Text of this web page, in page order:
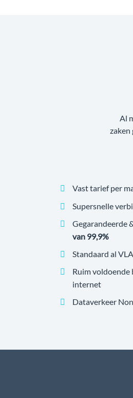
Al
zaken
Vast tarief per
Supersnelle
Gegarandeerde
van 99,9%
Standaard al
Ruim voldoende
internet
Dataverkeer